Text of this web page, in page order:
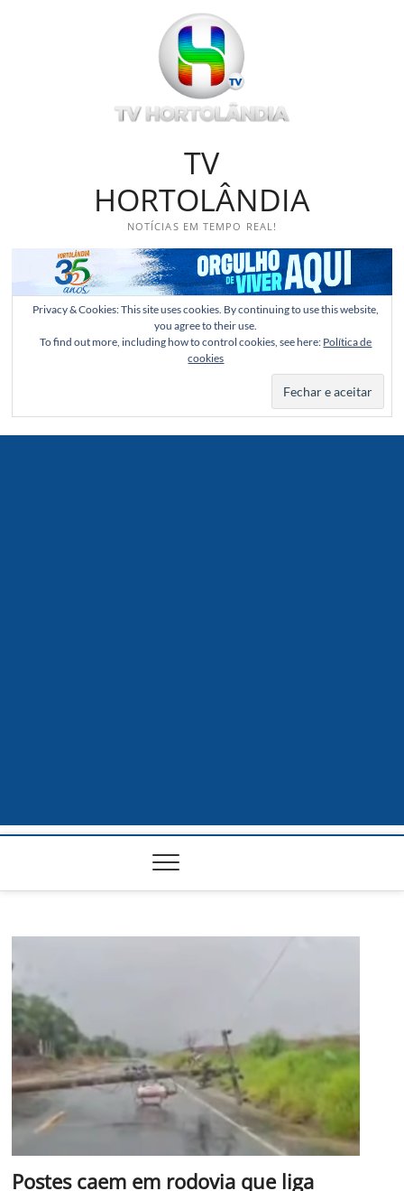
TV
HORTOLÂNDIA
NOTÍCIAS EM TEMPO REAL!
Privacy & Cookies: This site uses cookies. By continuing to use this website,
you agree to their use.
To find out more, including how to control cookies, see here: Política de
cookies
Postes caem em rodovia que liga